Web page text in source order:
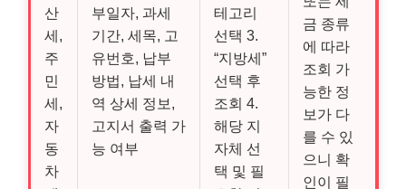
산
세,
주
민
세,
자
동
차
부일자, 과세
기간, 세목, 고
유번호, 납부
방법, 납세 내
역 상세 정보,
고지서 출력 가
능 여부
테고리
선택 3.
“지방세”
선택 후
조회 4.
해당 지
자체 선
택 및 필
금 종류
에 따라
조회 가
능한 정
보가 다
를 수 있
으니 확
인이 필